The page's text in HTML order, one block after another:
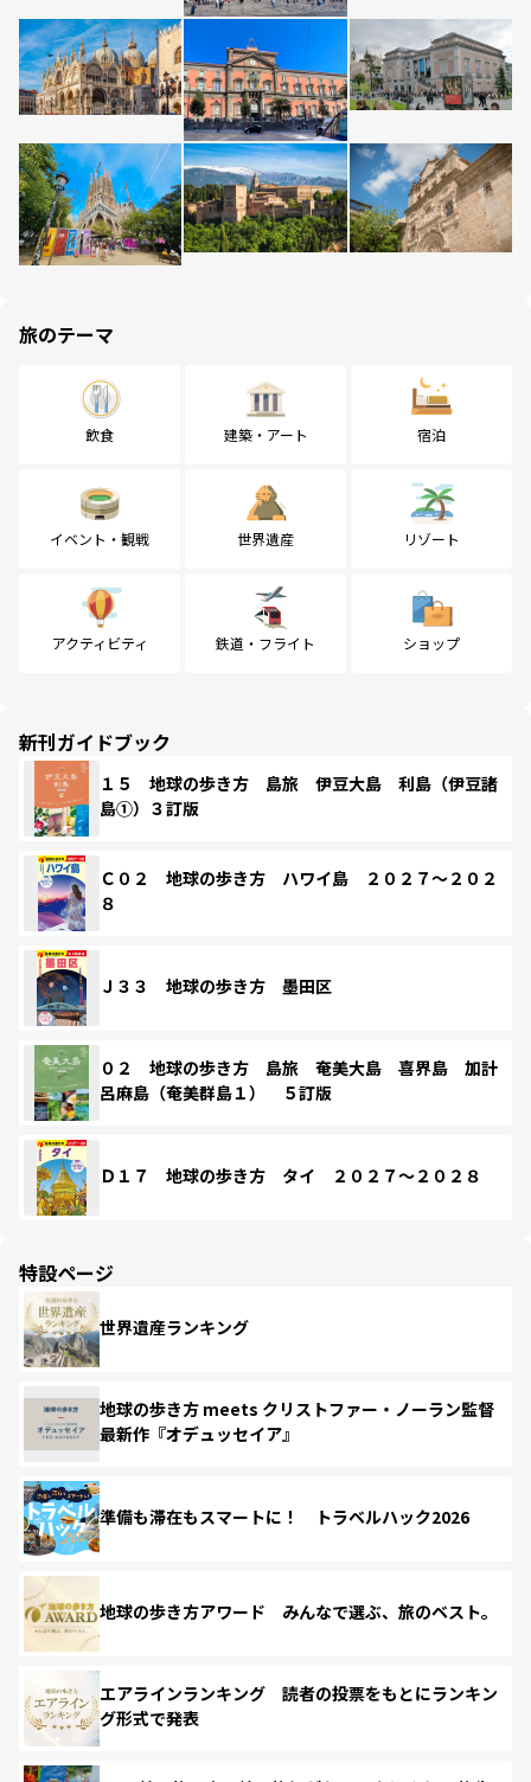
旅のテーマ
飲食 建築・アート 宿泊
イベント・観戦 世界遺産 リゾート
アクティビティ 鉄道・フライト ショップ
新刊ガイドブック
１５ 地球の歩き方 島旅 伊豆大島 利島（伊豆諸
島①）３訂版
Ｃ０２ 地球の歩き方 ハワイ島 ２０２７～２０２
８
Ｊ３３ 地球の歩き方 墨田区
０２ 地球の歩き方 島旅 奄美大島 喜界島 加計
呂麻島（奄美群島１） ５訂版
Ｄ１７ 地球の歩き方 タイ ２０２７～２０２８
特設ページ
世界遺産ランキング
地球の歩き方 meets クリストファー・ノーラン監督
最新作『オデュッセイア』
準備も滞在もスマートに！ トラベルハック2026
地球の歩き方アワード みんなで選ぶ、旅のベスト。
エアラインランキング 読者の投票をもとにランキン
グ形式で発表